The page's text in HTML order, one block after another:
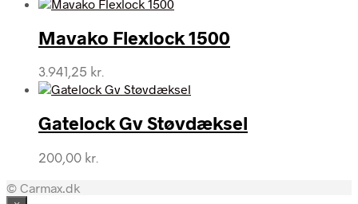
Mavako Flexlock 1500
3.941,25 kr.
Gatelock Gv Støvdæksel
200,00 kr.
© Carmax.dk